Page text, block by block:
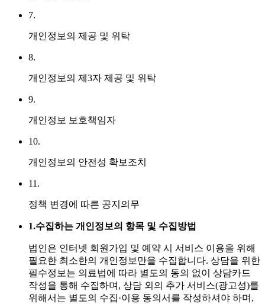
7.
개인정보의 제공 및 위탁
8.
개인정보의 제3자 제공 및 위탁
9.
개인정보 보호책임자
10.
개인정보의 안전성 확보조치
11.
정책 변경에 따른 공지의무
1.수집하는 개인정보의 항목 및 수집방법
법인은 인터넷 회원가입 및 예약 시 서비스 이용을 위해
필요한 최소한의 개인정보만을 수집합니다. 상담을 위한
필수정보는 의료법에 따라 별도의 동의 없이 상담카드
작성을 통해 수집하며, 상담 외의 추가 서비스(광고성)를
위해서는 별도의 수집·이용 동의서를 작성하셔야 하며,